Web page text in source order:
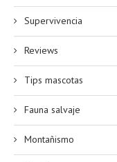
Supervivencia
Reviews
Tips mascotas
Fauna salvaje
Montañismo